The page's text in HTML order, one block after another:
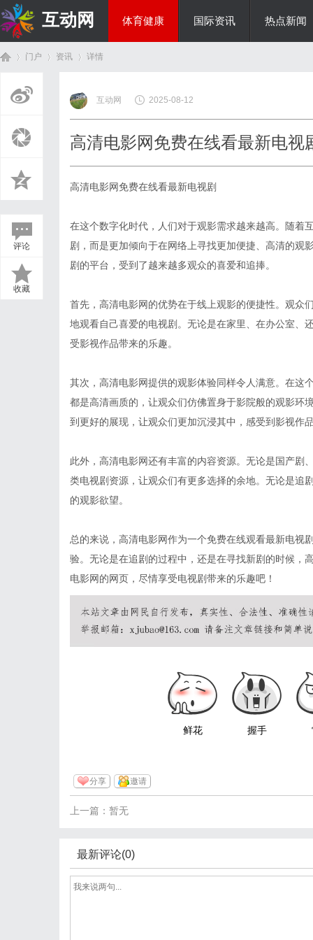
互动网 体育健康 国际资讯 热点新闻
门户 资讯
›
详情
评论
收藏
互动网 2025-08-12
高清电影网免费在线看最新电视
高清电影网免费在线看最新电视剧
在这个数字化时代，人们对于观影需求越来越高。随着
剧，而是更加倾向于在网络上寻找更加便捷、高清的观
剧的平台，受到了越来越多观众的喜爱和追捧。
首先，高清电影网的优势在于线上观影的便捷性。观众
地观看自己喜爱的电视剧。无论是在家里、在办公室、
受影视作品带来的乐趣。
其次，高清电影网提供的观影体验同样令人满意。在这
都是高清画质的，让观众们仿佛置身于影院般的观影环
到更好的展现，让观众们更加沉浸其中，感受到影视作
此外，高清电影网还有丰富的内容资源。无论是国产剧
类电视剧资源，让观众们有更多选择的余地。无论是追
的观影欲望。
总的来说，高清电影网作为一个免费在线观看最新电视
验。无论是在追剧的过程中，还是在寻找新剧的时候，
电影网的网页，尽情享受电视剧带来的乐趣吧！
鲜花 握手
分享 邀请
上一篇：暂无
最新评论(0)